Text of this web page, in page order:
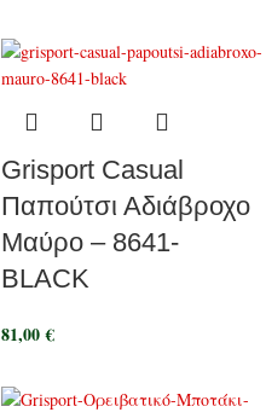
Grisport Casual
Παπούτσι Αδιάβροχο
Μαύρο – 8641-
BLACK
81,00€